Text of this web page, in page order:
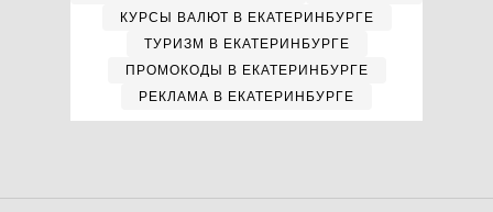
КУРСЫ ВАЛЮТ В ЕКАТЕРИНБУРГЕ
ТУРИЗМ В ЕКАТЕРИНБУРГЕ
ПРОМОКОДЫ В ЕКАТЕРИНБУРГЕ
РЕКЛАМА В ЕКАТЕРИНБУРГЕ